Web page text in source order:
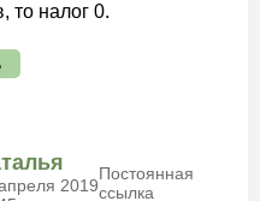
то налог 0.
2019
Постоянная
ссылка